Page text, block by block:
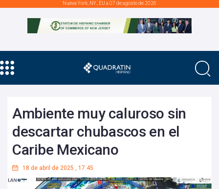
Nueva York, NY., EU a 07 de agosto de 2026
Ambiente muy caluroso sin
descartar chubascos en el
Caribe Mexicano
18 de abril de 2025 , 17:45